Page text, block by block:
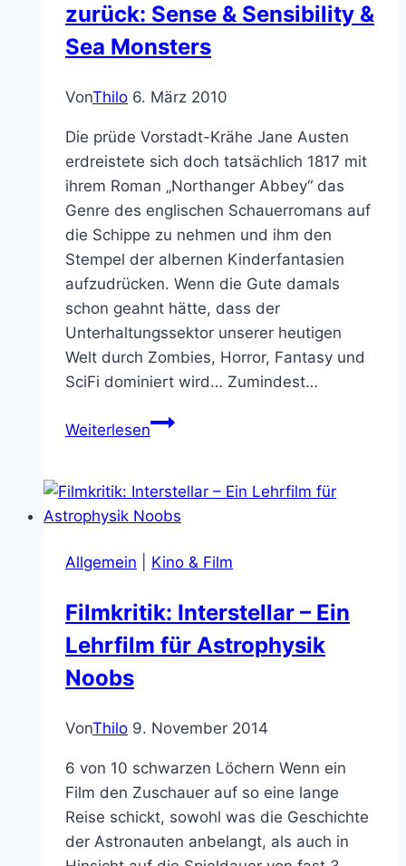
zurück: Sense & Sensibility &
Sea Monsters
VonThilo 6. März 2010
Die prüde Vorstadt-Krähe Jane Austen
erdreistete sich doch tatsächlich 1817 mit
ihrem Roman „Northanger Abbey“ das
Genre des englischen Schauerromans auf
die Schippe zu nehmen und ihm den
Stempel der albernen Kinderfantasien
aufzudrücken. Wenn die Gute damals
schon geahnt hätte, dass der
Unterhaltungssektor unserer heutigen
Welt durch Zombies, Horror, Fantasy und
SciFi dominiert wird… Zumindest…
WeiterlesenDie
schlägt
zurück:
&
&
Sea
Allgemein Kino & Film
Filmkritik: Interstellar – Ein
Lehrfilm für Astrophysik
Noobs
VonThilo 9. November 2014
6 von 10 schwarzen Löchern Wenn ein
Film den Zuschauer auf so eine lange
Reise schickt, sowohl was die Geschichte
der Astronauten anbelangt, als auch in